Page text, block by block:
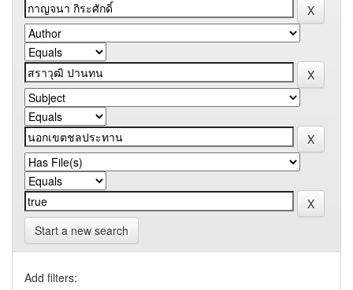
Start a new search
Add filters: